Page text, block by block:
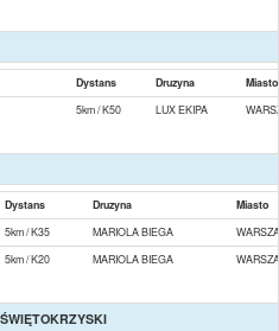
Dystans Druzyna
Miasto
5km / K50 LUX EKIPA
Dystans Druzyna
Miasto
5km / K35 MARIOLA BIEGA
5km / K20 MARIOLA BIEGA